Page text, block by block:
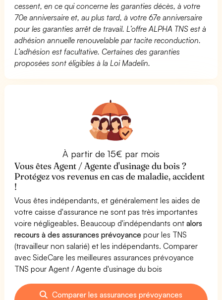
cessent, en ce qui concerne les garanties décès, à votre
70e anniversaire et, au plus tard, à votre 67e anniversaire
pour les garanties arrêt de travail. L’offre ALPHA TNS est à
adhésion annuelle renouvelable par tacite reconduction.
L’adhésion est facultative. Certaines des garanties
proposées sont éligibles à la Loi Madelin.
À partir de 15€ par mois
Vous êtes Agent / Agente d'usinage du bois ?
Protégez vos revenus en cas de maladie, accident
!
Vous êtes indépendants, et généralement les aides de
votre caisse d'assurance ne sont pas très importantes
voire négligeables. Beaucoup d'indépendants ontalors
recours à des assurances prévoyance pour les TNS
(travailleur non salarié) et les indépendants. Comparer
avec SideCare les meilleures assurances prévoyance
TNS pour Agent / Agente d'usinage du bois
Comparer les assurances prévoyances